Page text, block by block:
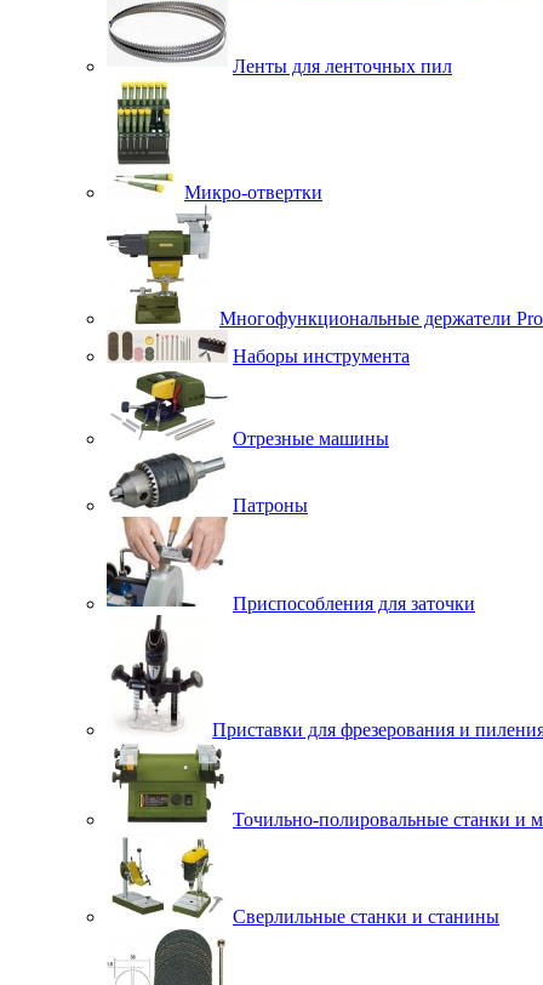
Ленты для ленточных пил
Микро-отвертки
Многофункциональные держатели
Наборы инструмента
Отрезные машины
Патроны
Приспособления для заточки
Приставки для фрезерования и
Точильно-полировальные станки и
Сверлильные станки и станины